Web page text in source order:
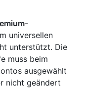
-
universellen
unterstützt. Die
muss beim
ausgewählt
nicht geändert